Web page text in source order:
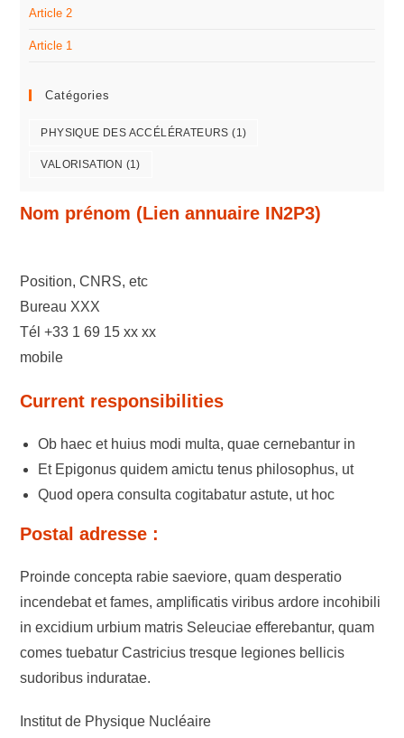
Article 2
Article 1
Catégories
PHYSIQUE DES ACCÉLÉRATEURS (1)
VALORISATION (1)
Nom prénom (Lien annuaire IN2P3)
Position, CNRS, etc
Bureau XXX
Tél +33 1 69 15 xx xx
mobile
Current responsibilities
Ob haec et huius modi multa, quae cernebantur in
Et Epigonus quidem amictu tenus philosophus, ut
Quod opera consulta cogitabatur astute, ut hoc
Postal adresse :
Proinde concepta rabie saeviore, quam desperatio
incendebat et fames, amplificatis viribus ardore incohibili
in excidium urbium matris Seleuciae efferebantur, quam
comes tuebatur Castricius tresque legiones bellicis
sudoribus induratae.
Institut de Physique Nucléaire